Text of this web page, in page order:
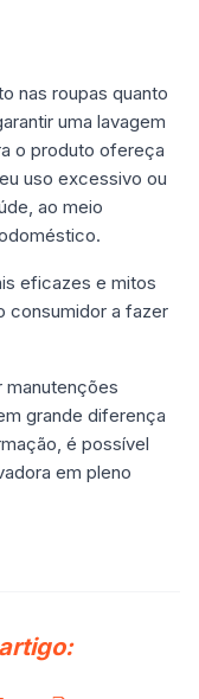
nas roupas quanto
uma lavagem
o produto ofereça
uso excessivo ou
ao meio
eficazes e mitos
consumidor a fazer
manutenções
grande diferença
é possível
em pleno